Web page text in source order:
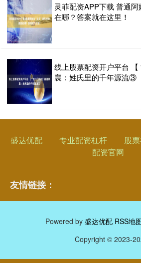
灵菲配资APP下载 普通阿
在哪？答案就在这里！
线上股票配资开户平台 【
襄：姓氏里的千年源流③
盛达优配 专业配资杠杆 股
配资官网
友情链接：
Powered by 盛达优配 RSS地
Copyright © 2023-